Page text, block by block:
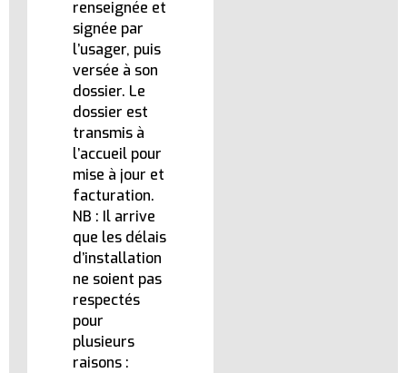
renseignée et
signée par
l’usager, puis
versée à son
dossier. Le
dossier est
transmis à
l’accueil pour
mise à jour et
facturation.
NB : Il arrive
que les délais
d’installation
ne soient pas
respectés
pour
plusieurs
raisons :